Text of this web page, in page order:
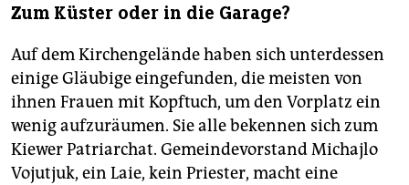
Zum Küster oder in die Garage?
Auf dem Kirchengelände haben sich unterdessen
einige Gläubige eingefunden, die meisten von
ihnen Frauen mit Kopftuch, um den Vorplatz ein
wenig aufzuräumen. Sie alle bekennen sich zum
Kiewer Patriarchat. Gemeindevorstand Michajlo
Vojutjuk, ein Laie, kein Priester, macht eine